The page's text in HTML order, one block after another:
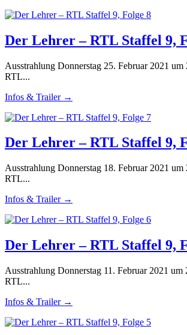
Der Lehrer – RTL Staffel 9,
Ausstrahlung Donnerstag 25. Februar 2021
RTL...
Infos & Trailer →
Der Lehrer – RTL Staffel 9,
Ausstrahlung Donnerstag 18. Februar 2021
RTL...
Infos & Trailer →
Der Lehrer – RTL Staffel 9,
Ausstrahlung Donnerstag 11. Februar 2021
RTL...
Infos & Trailer →